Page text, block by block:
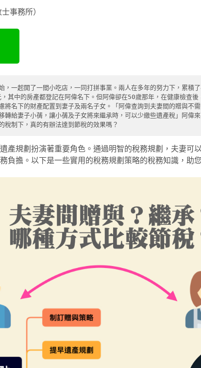
事務所）
，一起開了一間小吃店，一同打拼事業。兩人在多年的努力下，累積
其中的房產都登記在阿偉名下。但阿偉卻在50歲那年，在健康檢查後
將名下的財產配置到妻子及兩名子女。「阿偉查詢到夫妻間的贈與不
轉給妻子小蒨，讓小蒨及子女將來繼承時，可以少繳些遺產稅」阿偉
稅制下，真的有辦法達到節稅的效果嗎？
產規劃扮演著重要角色。通過明智的稅務規劃，夫妻可
負擔。以下是一些實用的稅務規劃策略的稅務知識，助